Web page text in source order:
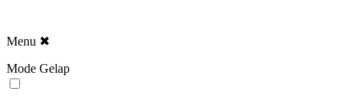
Menu ✖
Mode Gelap